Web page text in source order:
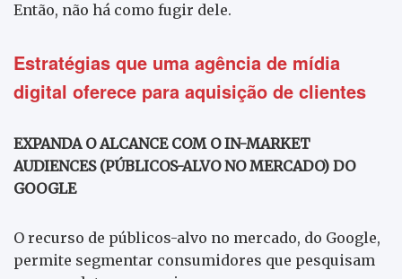
Então, não há como fugir dele.
Estratégias que uma agência de mídia
digital oferece para aquisição de clientes
EXPANDA O ALCANCE COM O IN-MARKET
AUDIENCES (PÚBLICOS-ALVO NO MERCADO) DO
GOOGLE
O recurso de públicos-alvo no mercado, do Google,
permite segmentar consumidores que pesquisam